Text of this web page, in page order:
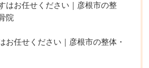
はお任せください｜彦根市の整
院
お任せください｜彦根市の整体・